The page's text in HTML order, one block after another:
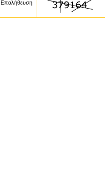
Επαλήθευση